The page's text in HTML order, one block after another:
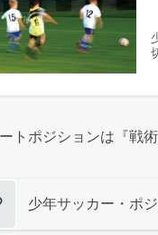
トポジションは『戦
少年サッカー・ポ